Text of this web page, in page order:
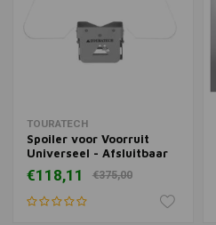
TOURATECH
Spoiler voor Voorruit
Universeel - Afsluitbaar
€118,11 €375,00